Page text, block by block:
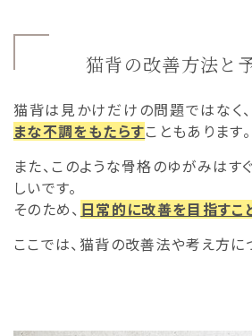
猫背の改善方法と
猫背は見かけだけの問題ではなく、
まな不調をもたらすこともあります。
また、このような骨格のゆがみはす
しいです。
そのため、 日常的に改善を目指すこ
ここでは、猫背の改善法や考え方に